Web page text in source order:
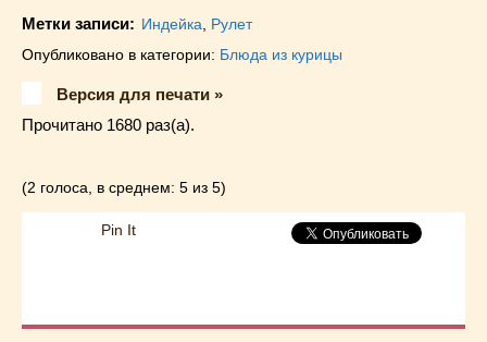
Метки записи: Индейка, Рулет
Опубликовано в категории: Блюда из курицы
Версия для печати »
Прочитано 1680 раз(a).
(2 голоса, в среднем: 5 из 5)
Pin It